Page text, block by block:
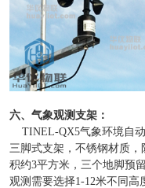
六、气象观测支架：
TINEL-QX5气象环境自
三脚式支架，不锈钢材质
积约3平方米，三个地脚预
观测需要选择1-12米不同高